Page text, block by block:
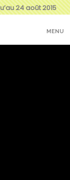
24 août 2015
MENU